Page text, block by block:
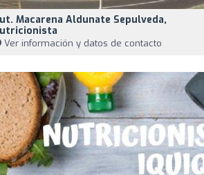
Macarena Aldunate Sepulveda,
Ver información y datos de contacto